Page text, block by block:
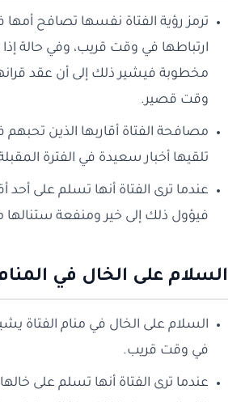
ترمز رؤية الفتاة نفسها تصافح أمها
ارتباطها في وقت قريب، وفي حالة إذا
مخطوبة فيشير ذلك إلى أن عقد
وقت قصير.
مصافحة الفتاة أقاربها الذين تحبهم
تلقيها أخبار سعيدة في الفترة
عندما ترى الفتاة أنها تسلم على أحد
فيؤول ذلك إلى خير ومنفعة
السلام على الخال في
السلام على الخال في منام الفتاة
في وقت قريب.
عندما ترى الفتاة أنها تسلم على